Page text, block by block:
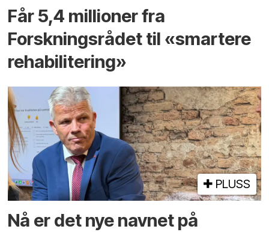
Får 5,4 millioner fra
Forskningsrådet til «smartere
rehabilitering»
PLUSS
Nå er det nye navnet på